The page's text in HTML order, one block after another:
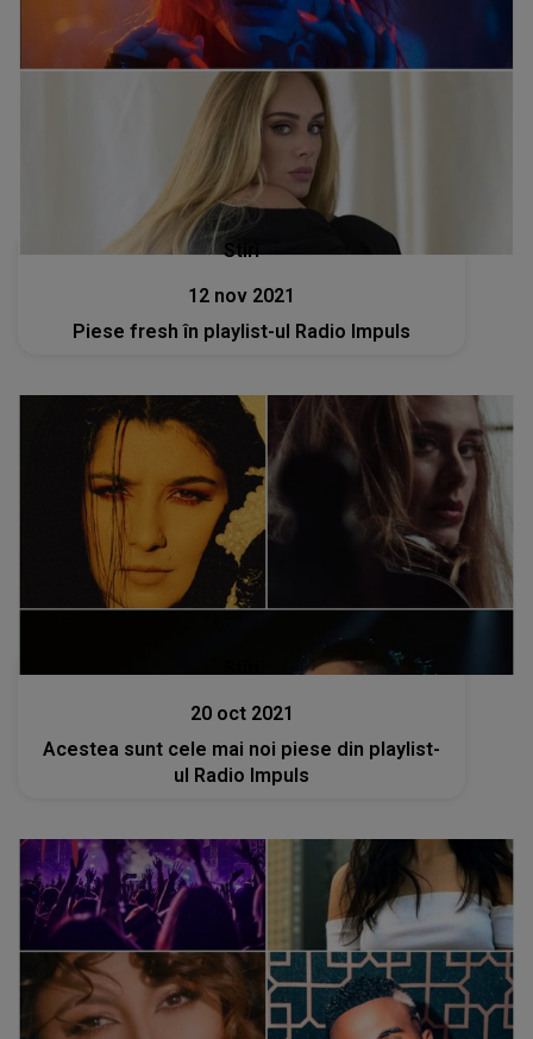
Stiri
12 nov 2021
Piese fresh în playlist-ul Radio Impuls
20 oct 2021
Acestea sunt cele mai noi piese din playlist-
ul Radio Impuls